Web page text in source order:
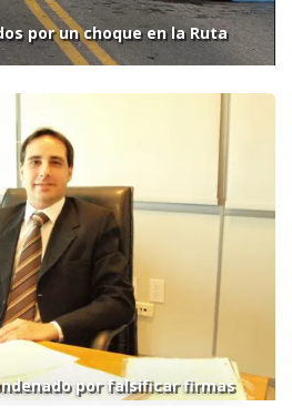
por un choque en la Ruta
por falsificar firmas